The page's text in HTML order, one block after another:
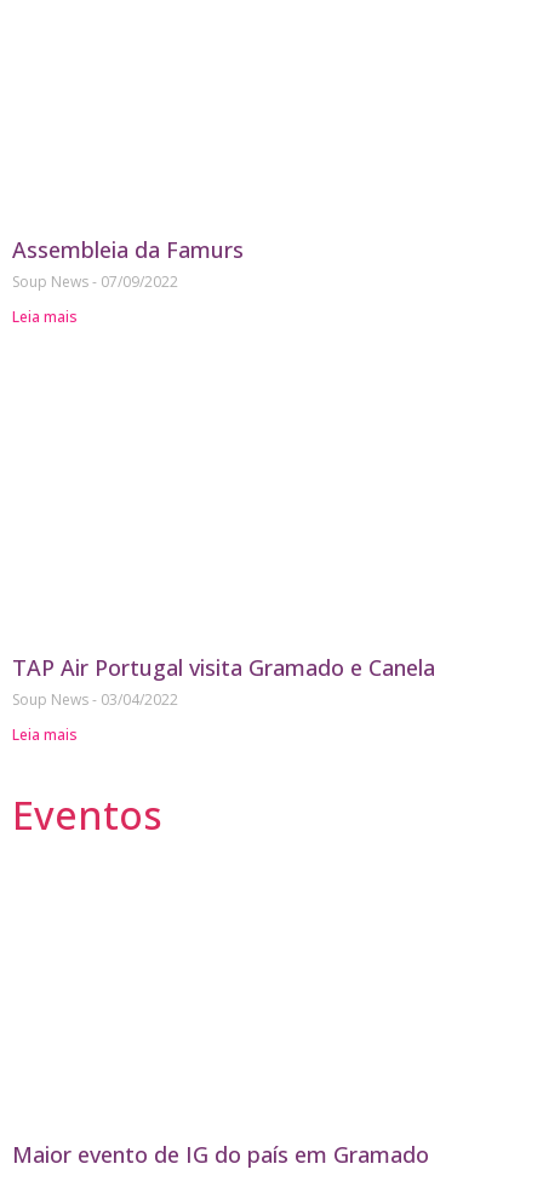
Assembleia da Famurs
Soup News
07/09/2022
Leia mais
TAP Air Portugal visita Gramado e Canela
Soup News
03/04/2022
Leia mais
Eventos
Maior evento de IG do país em Gramado